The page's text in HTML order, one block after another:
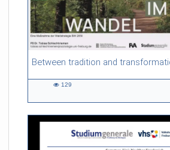
54:13 duration
129